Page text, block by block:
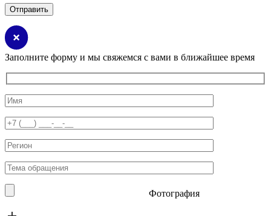
Заполните форму и мы свяжемся с вами в ближайшее время
Фотография